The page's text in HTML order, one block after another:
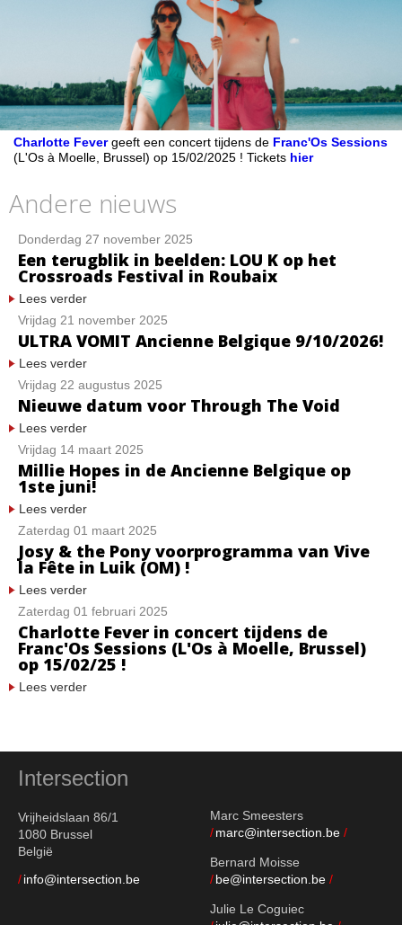
Charlotte Fevergeeft een concert tijdens de Franc'Os Sessions
(L'Os à Moelle, Brussel) op 15/02/2025 ! Tickets hier
Andere nieuws
Donderdag 27 november 2025
Een terugblik in beelden: LOU K op het
Crossroads Festival in Roubaix
Lees verder
Vrijdag 21 november 2025
ULTRA VOMIT Ancienne Belgique 9/10/2026!
Lees verder
Vrijdag 22 augustus 2025
Nieuwe datum voor Through The Void
Lees verder
Vrijdag 14 maart 2025
Millie Hopes in de Ancienne Belgique op
1ste juni!
Lees verder
Zaterdag 01 maart 2025
Josy & the Pony voorprogramma van Vive
la Fête in Luik (OM) !
Lees verder
Zaterdag 01 februari 2025
Charlotte Fever in concert tijdens de
Franc'Os Sessions (L'Os à Moelle, Brussel)
op 15/02/25 !
Lees verder
Intersection
Vrijheidslaan 86/1
1080 Brussel
België
info@intersection.be
Marc Smeesters
marc@intersection.be
Bernard Moisse
be@intersection.be
Julie Le Coguiec